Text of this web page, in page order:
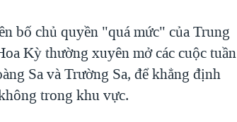
bố chủ quyền "quá mức" của Trung
Kỳ thường xuyên mở các cuộc tuần
Sa và Trường Sa, để khẳng định
trong khu vực.